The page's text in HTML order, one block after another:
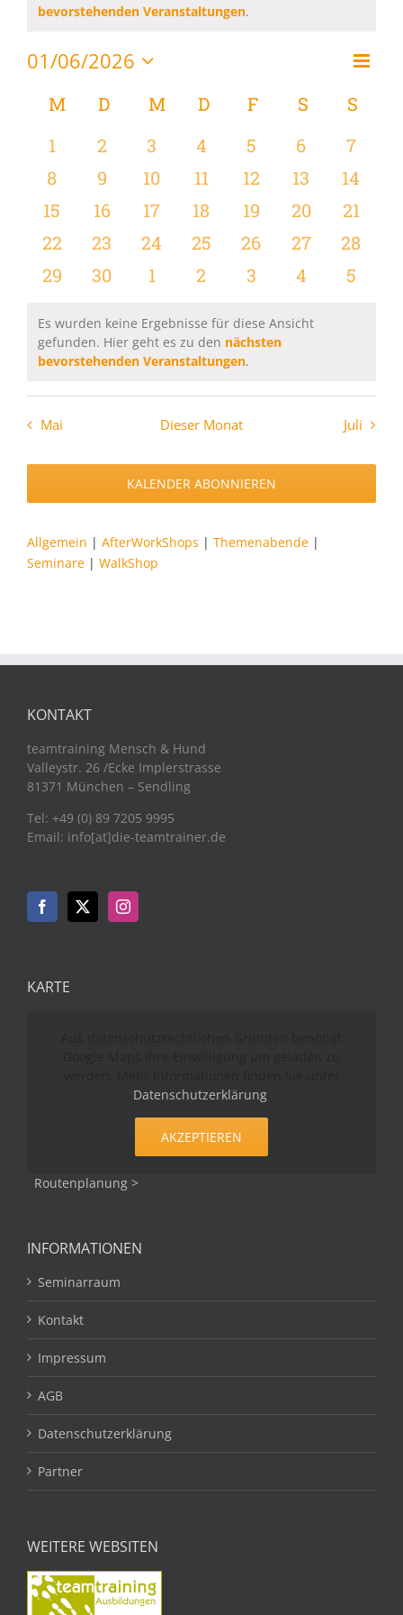
bevorstehenden Veranstaltungen.
Monat
01/06/2026
wählen.
Kalender
von
Veranstaltungen
MMONTAG
D DIENSTAG
MMITTWOCH
D DONNERSTAG
F FREITAG
S SAMSTAG
S
0
Veranstaltungen
1
0
Veranstaltungen
2
0
Veranstaltungen
3
0
Veranstaltungen
4
0
Veranstaltungen
5
0
6
0
7
0
Veranstaltungen
8
0
Veranstaltungen
9
0
Veranstaltungen
10
0
Veranstaltungen
11
0
Veranstaltungen
12
0
13
0
14
0
Veranstaltungen
15
0
Veranstaltungen
16
0
Veranstaltungen
17
0
Veranstaltungen
18
0
Veranstaltungen
19
0
20
0
21
0
Veranstaltungen
22
0
Veranstaltungen
23
0
Veranstaltungen
24
0
Veranstaltungen
25
0
Veranstaltungen
26
0
27
0
28
0
29
0
30
0
1
0
2
0
3
0
4
0
5
Hinweis
Es wurden keine Ergebnisse für diese Ansicht
gefunden. Hier geht es zu den nächsten
bevorstehenden Veranstaltungen.
Mai Dieser Monat Juli
KALENDER ABONNIEREN
Allgemein | AfterWorkShops | Themenabende |
Seminare | WalkShop
KONTAKT
teamtraining Mensch & Hund
Valleystr. 26 /Ecke Implerstrasse
81371 München – Sendling
Tel: +49 (0) 89 7205 9995
Email: info[at]die-teamtrainer.de
KARTE
Datenschutzerklärung.
AKZEPTIEREN
Routenplanung >
INFORMATIONEN
Seminarraum
Kontakt
Impressum
AGB
Datenschutzerklärung
Partner
WEITERE WEBSITEN